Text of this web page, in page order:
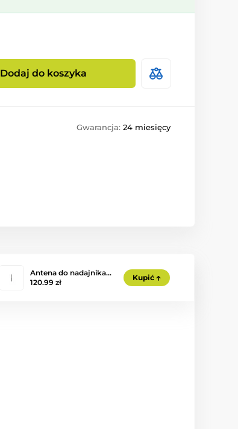
Dodaj do koszyka
Gwarancja: 24 miesięcy
Antena do nadajnika…
120.99 zł
Kupić